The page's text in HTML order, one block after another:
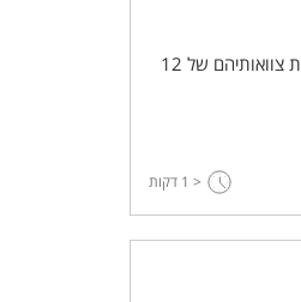
ספר חיצוני (לתנ"ך) המציג את צוואותיהם של 12
< 1 דקות